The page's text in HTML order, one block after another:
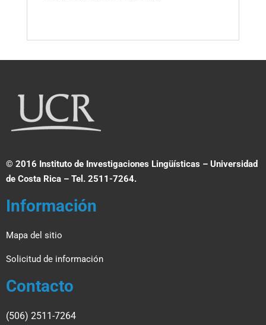
© 2016 Instituto de Investigaciones Lingüísticas – Universidad
de Costa Rica – Tel. 2511-7264.
Información
Mapa del sitio
Solicitud de información
Contacto
(506) 2511-7264